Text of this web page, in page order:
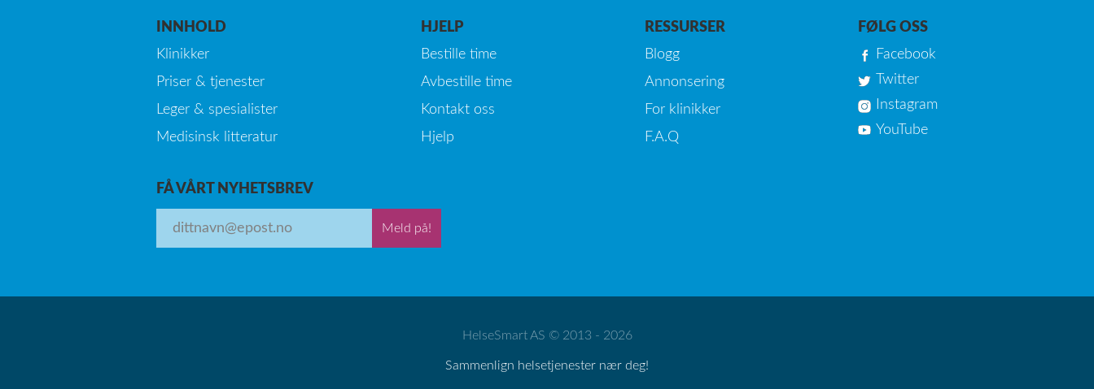
INNHOLD
Klinikker
Priser & tjenester
Leger & spesialister
Medisinsk litteratur
HJELP
Bestille time
Avbestille time
Kontakt oss
Hjelp
RESSURSER
Blogg
Annonsering
For klinikker
F.A.Q
FØLG OSS
Facebook
Twitter
Instagram
YouTube
FÅ VÅRT NYHETSBREV
Meld på!
HelseSmart AS © 2013 - 2026
Sammenlign helsetjenester nær deg!